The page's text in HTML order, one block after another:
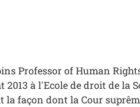
Professor of Human
à l'Ecole de droit de la
la façon dont la Cour